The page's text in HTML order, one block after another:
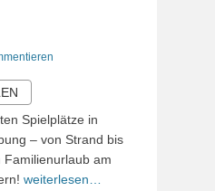
Spielplätze in
– von Strand bis
Familienurlaub am
weiterlesen…